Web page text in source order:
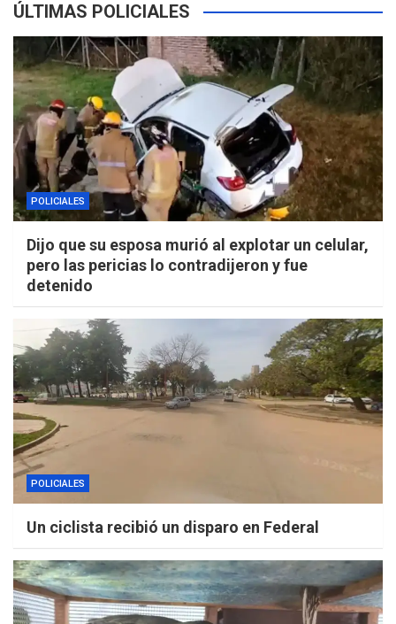
ÚLTIMAS POLICIALES
POLICIALES
Dijo que su esposa murió al explotar un celular,
pero las pericias lo contradijeron y fue
detenido
POLICIALES
Un ciclista recibió un disparo en Federal